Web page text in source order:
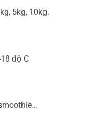
5kg, 10kg.
độ C